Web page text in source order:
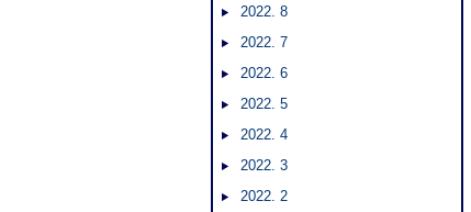
2022. 8
2022. 7
2022. 6
2022. 5
2022. 4
2022. 3
2022. 2